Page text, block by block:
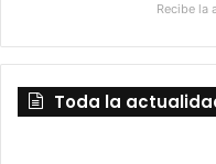
Recibe la
Toda la